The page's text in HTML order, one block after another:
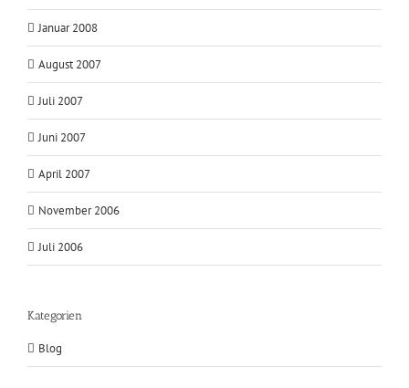
Januar 2008
August 2007
Juli 2007
Juni 2007
April 2007
November 2006
Juli 2006
Kategorien
Blog